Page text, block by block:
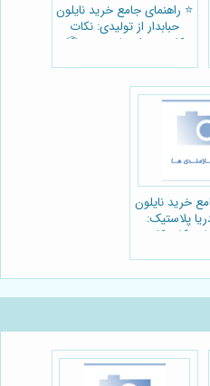
⭐️ راهنمای جامع خرید نایلون
حبابدار از تولیدی: نکات
کلیدی و انتخاب بهینه 📦
خرید نایلون
پلاستیک:
و نکات کلیدی